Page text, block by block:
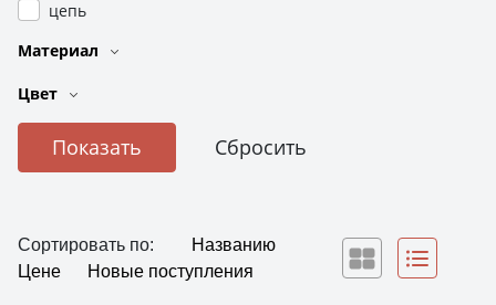
цепь
Материал
Цвет
Сортировать по:
Названию
Цене
Новые поступления